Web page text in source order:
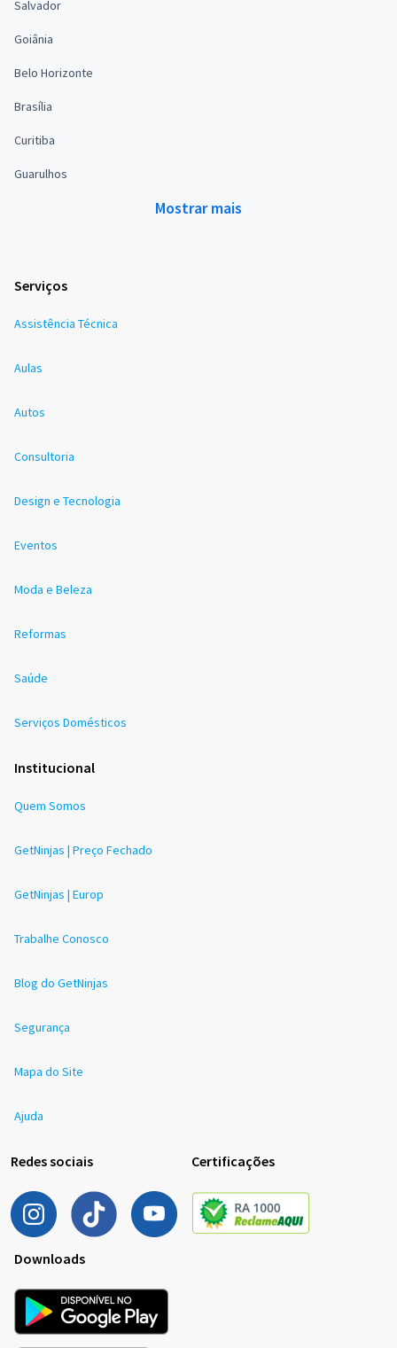
Salvador
Goiânia
Belo Horizonte
Brasília
Curitiba
Guarulhos
Mostrar mais
Serviços
Assistência Técnica
Aulas
Autos
Consultoria
Design e Tecnologia
Eventos
Moda e Beleza
Reformas
Saúde
Serviços Domésticos
Institucional
Quem Somos
GetNinjas | Preço Fechado
GetNinjas | Europ
Trabalhe Conosco
Blog do GetNinjas
Segurança
Mapa do Site
Ajuda
Redes sociais Certificações
Downloads